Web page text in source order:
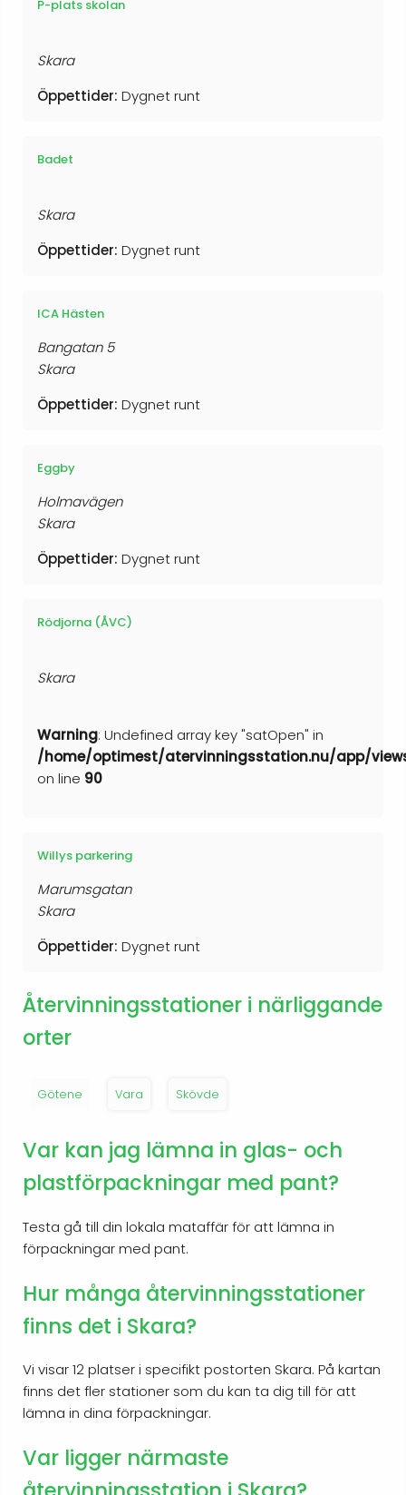
P-plats skolan
Skara
Öppettider: Dygnet runt
Badet
Skara
Öppettider: Dygnet runt
ICA Hästen
Bangatan 5
Skara
Öppettider: Dygnet runt
Eggby
Holmavägen
Skara
Öppettider: Dygnet runt
Rödjorna (ÅVC)
Skara
Warning: Undefined array key "satOpen" in
/home/optimest/atervinningsstation.nu/app/
on line 90
Willys parkering
Marumsgatan
Skara
Öppettider: Dygnet runt
Återvinningsstationer i närliggande
orter
Götene Vara Skövde
Var kan jag lämna in glas- och
plastförpackningar med pant?
Testa gå till din lokala mataffär för att lämna in
förpackningar med pant.
Hur många återvinningsstationer
finns det i Skara?
Vi visar 12 platser i specifikt postorten Skara. På kartan
finns det fler stationer som du kan ta dig till för att
lämna in dina förpackningar.
Var ligger närmaste